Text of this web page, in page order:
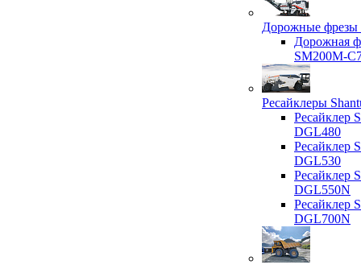
Дорожные фрезы
Дорожная
SM200M-
Ресайклеры
Ресайклер
DGL480
Ресайклер
DGL530
Ресайклер
DGL550N
Ресайклер
DGL700N